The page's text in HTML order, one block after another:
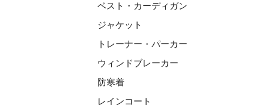
ベスト・カーディガン
ジャケット
トレーナー・パーカー
ウィンドブレーカー
防寒着
レインコート